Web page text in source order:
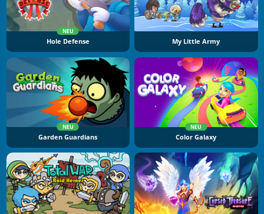
NEU
Hole Defense My Little Army
NEU
Garden Guardians
NEU
Color Galaxy